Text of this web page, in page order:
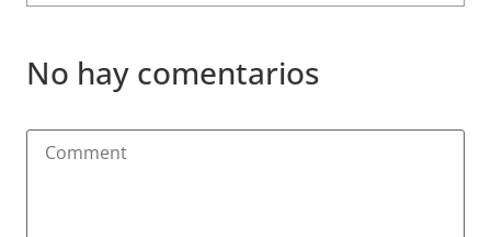
No hay comentarios